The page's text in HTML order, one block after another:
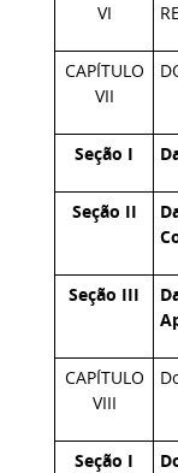
VI
CAPÍTULO
VII
Seção I
Seção II
Seção III
CAPÍTULO
VIII
Seção I